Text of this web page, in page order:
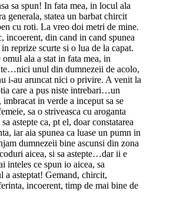
sa spun! In fata mea, in locul ala
generala, statea un barbat chircit
cu roti. La vreo doi metri de mine.
incoerent, din cand in cand spunea
reprize scurte si o lua de la capat.
ala a stat in fata mea, in
unul din dumnezeii de acolo,
i-au aruncat nici o privire. A venit la
care a pus niste intrebari…un
imbracat in verde a inceput sa se
sa o striveasca cu aroganta
astepte ca, pt el, doar constatarea
iar aia spunea ca luase un pumn in
dumnezeii bine ascunsi din zona
aicea, si sa astepte…dar ii e
inteles ce spun io aicea, sa
asteptat! Gemand, chircit,
incoerent, timp de mai bine de